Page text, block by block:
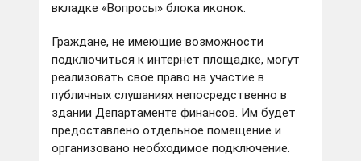
вкладке «Вопросы» блока иконок.
Граждане, не имеющие возможности
подключиться к интернет площадке, могут
реализовать свое право на участие в
публичных слушаниях непосредственно в
здании Департаменте финансов. Им будет
предоставлено отдельное помещение и
организовано необходимое подключение.